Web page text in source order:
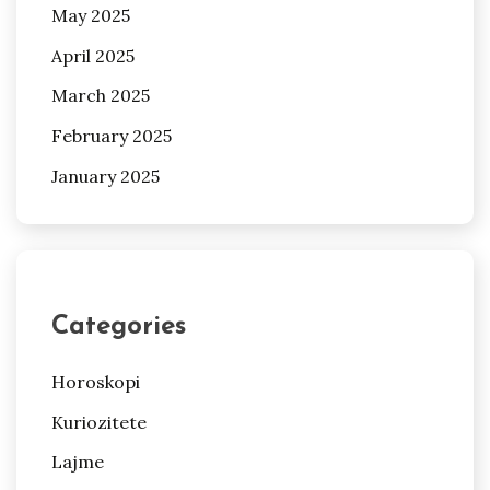
May 2025
April 2025
March 2025
February 2025
January 2025
Categories
Horoskopi
Kuriozitete
Lajme